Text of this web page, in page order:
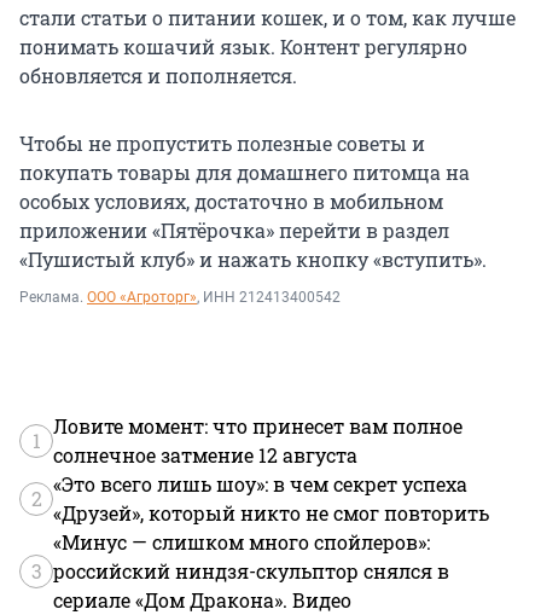
стали статьи о питании кошек, и о том, как лучше
понимать кошачий язык. Контент регулярно
обновляется и пополняется.
Чтобы не пропустить полезные советы и
покупать товары для домашнего питомца на
особых условиях, достаточно в мобильном
приложении «Пятёрочка» перейти в раздел
«Пушистый клуб» и нажать кнопку «вступить».
Реклама. ООО «Агроторг», ИНН 212413400542
1
Ловите момент: что принесет вам полное
солнечное затмение 12 августа
2
«Это всего лишь шоу»: в чем секрет успеха
«Друзей», который никто не смог повторить
3
«Минус — слишком много спойлеров»:
российский ниндзя-скульптор снялся в
сериале «Дом Дракона». Видео